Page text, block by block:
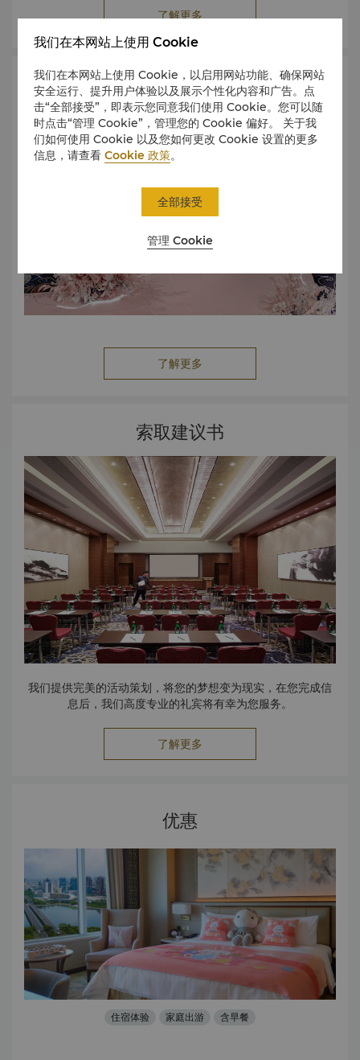
了解更多
会议场地
了解更多
索取建议书
我们提供完美的活动策划，将您的梦想变为现实，在您完成信
息后，我们高度专业的礼宾将有幸为您服务。
了解更多
优惠
住宿体验 家庭出游 含早餐
我们在本网站上使用 Cookie
我们在本网站上使用 Cookie，以启用网站功能、确保网站
安全运行、提升用户体验以及展示个性化内容和广告。点
击“全部接受”，即表示您同意我们使用 Cookie。您可以随
时点击“管理 Cookie”，管理您的 Cookie 偏好。 关于我
们如何使用 Cookie 以及您如何更改 Cookie 设置的更多
信息，请查看Cookie 政策。
管理 Cookie
全部接受